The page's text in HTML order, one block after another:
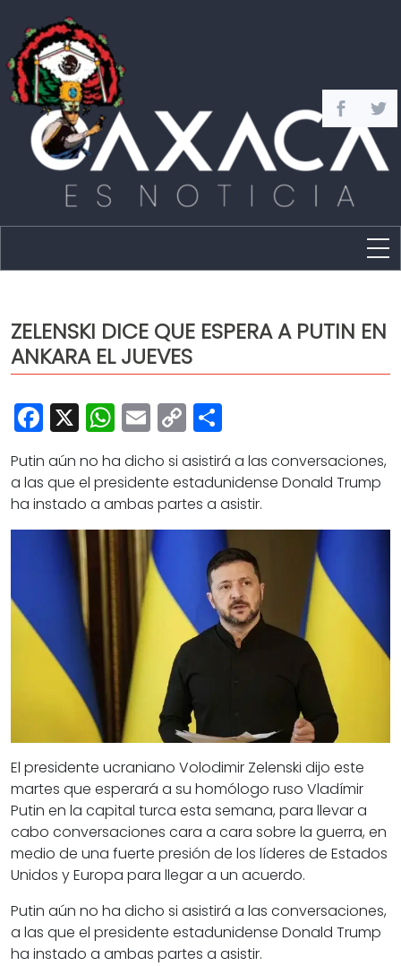
Capital
Policíaca
Cultura
Deportes
Opinión
ZELENSKI DICE QUE ESPERA A PUTIN EN
ANKARA EL JUEVES
Facebook
X WhatsApp
Email
Copy
Link
Putin aún no ha dicho si asistirá a las conversaciones,
a las que el presidente estadunidense Donald Trump
ha instado a ambas partes a asistir.
El presidente ucraniano Volodimir Zelenski dijo este
martes que esperará a su homólogo ruso Vladímir
Putin en la capital turca esta semana, para llevar a
cabo conversaciones cara a cara sobre la guerra, en
medio de una fuerte presión de los líderes de Estados
Unidos y Europa para llegar a un acuerdo.
Putin aún no ha dicho si asistirá a las conversaciones,
a las que el presidente estadunidense Donald Trump
ha instado a ambas partes a asistir.